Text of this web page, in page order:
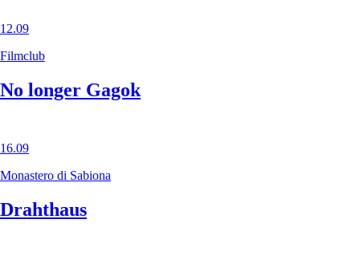
12.09
Filmclub
No longer Gagok
16.09
Monastero di Sabiona
Drahthaus